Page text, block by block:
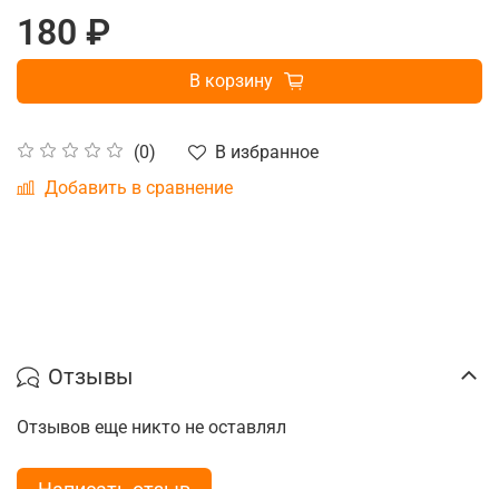
(0)
В избранное
Добавить в сравнение
180 ₽
В корзину
Отзывы
Отзывов еще никто не оставлял